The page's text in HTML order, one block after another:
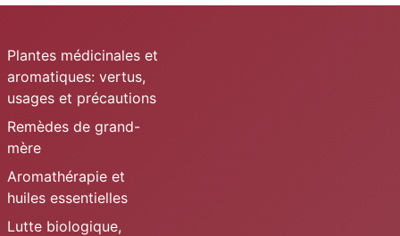
Plantes médicinales et
aromatiques: vertus,
usages et précautions
Remèdes de grand-
mère
Aromathérapie et
huiles essentielles
Lutte biologique,